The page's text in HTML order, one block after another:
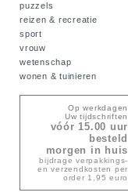
puzzels
reizen & recreatie
sport
vrouw
wetenschap
wonen & tuinieren
Op werkdagen
Uw tijdschriften
vóór 15.00 uur
besteld
morgen in huis
bijdrage verpakkings-
en verzendkosten per
order 1,95 euro